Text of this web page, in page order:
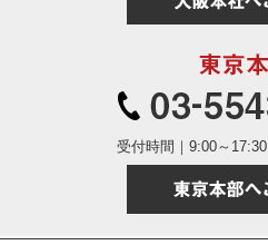
受付時間｜9:00～17:30